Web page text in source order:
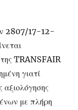
2807/17-12-
TRANSFAIR
γιατί
αξιολόγησης
με πλήρη